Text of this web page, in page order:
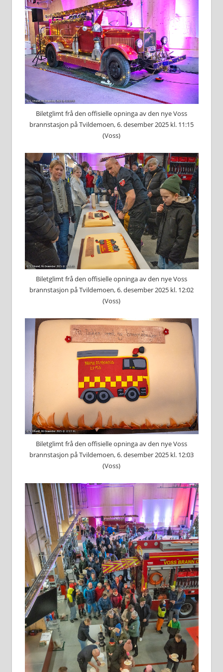
Biletglimt frå den offisielle opninga av den nye Voss
brannstasjon på Tvildemoen, 6. desember 2025 kl. 11:15
(Voss)
Biletglimt frå den offisielle opninga av den nye Voss
brannstasjon på Tvildemoen, 6. desember 2025 kl. 12:02
(Voss)
Biletglimt frå den offisielle opninga av den nye Voss
brannstasjon på Tvildemoen, 6. desember 2025 kl. 12:03
(Voss)